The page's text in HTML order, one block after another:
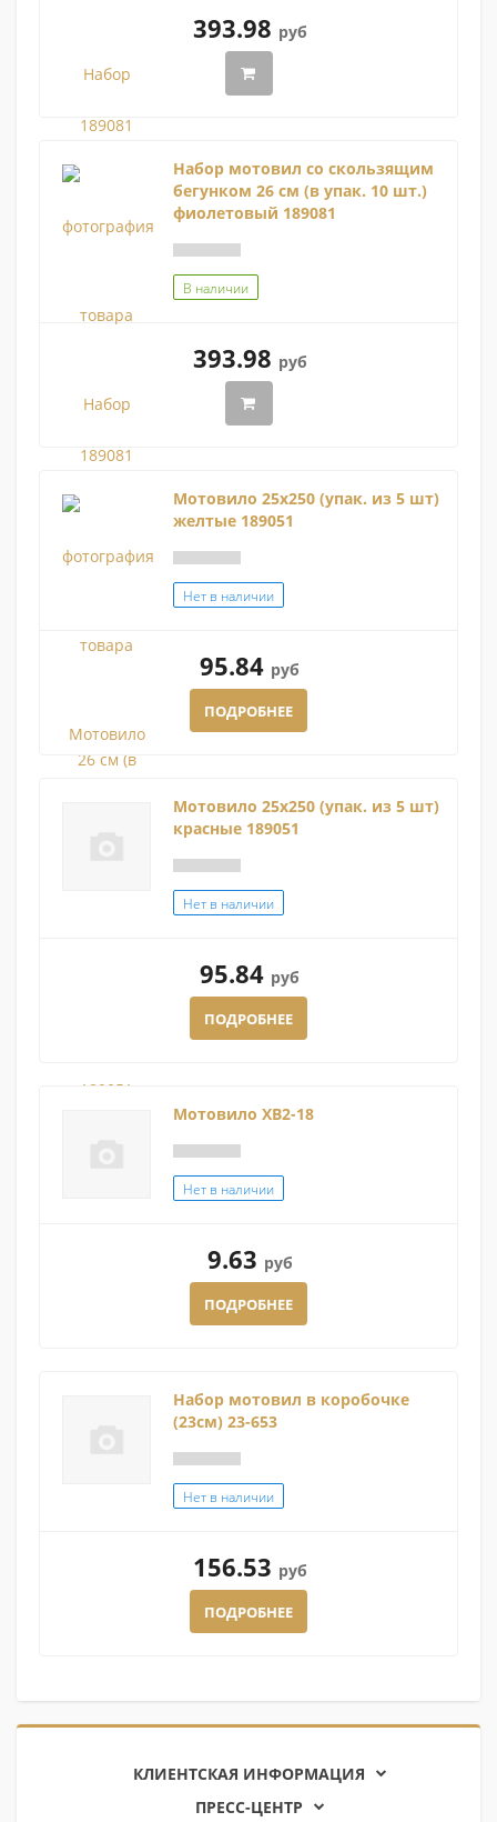
393.98 руб
Набор мотовил со скользящим
бегунком 26 см (в упак. 10 шт.)
фиолетовый 189081
В наличии
393.98 руб
Мотовило 25х250 (упак. из 5 шт)
желтые 189051
Нет в наличии
95.84 руб
ПОДРОБНЕЕ
Мотовило 25х250 (упак. из 5 шт)
красные 189051
Нет в наличии
95.84 руб
ПОДРОБНЕЕ
Мотовило XB2-18
Нет в наличии
9.63 руб
ПОДРОБНЕЕ
Набор мотовил в коробочке
(23см) 23-653
Нет в наличии
156.53 руб
ПОДРОБНЕЕ
КЛИЕНТСКАЯ ИНФОРМАЦИЯ
ПРЕСС-ЦЕНТР